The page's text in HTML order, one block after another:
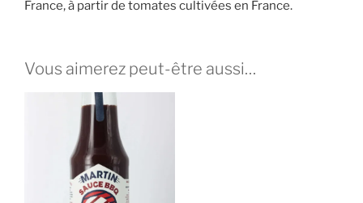
France, à partir de tomates cultivées en France.
Vous aimerez peut-être aussi…